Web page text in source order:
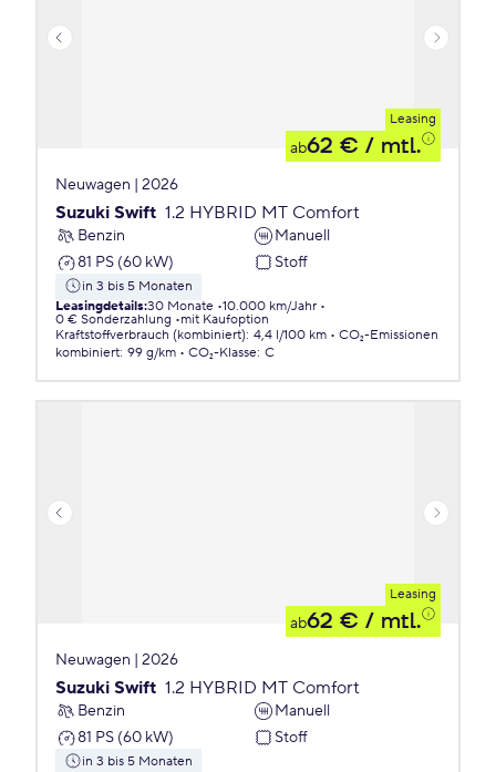
Leasing
ab62 € / mtl.
Neuwagen | 2026
Suzuki Swift 1.2 HYBRID MT Comfort
Benzin
Manuell
81 PS (60 kW)
Stoff
in 3 bis 5 Monaten
Leasingdetails:30 Monate 10.000 km/Jahr
0 € Sonderzahlung
mit Kaufoption
Kraftstoffverbrauch (kombiniert): 4,4 l/100 km
CO₂-Emissionen
kombiniert: 99 g/km CO₂-Klasse: C
Leasing
ab62 € / mtl.
Neuwagen | 2026
Suzuki Swift 1.2 HYBRID MT Comfort
Benzin
Manuell
81 PS (60 kW)
Stoff
in 3 bis 5 Monaten